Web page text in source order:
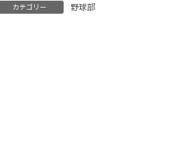
カテゴリー 野球部